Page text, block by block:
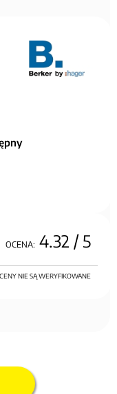
OCENA: 4.32 / 5
NIE SĄ WERYFIKOWANE